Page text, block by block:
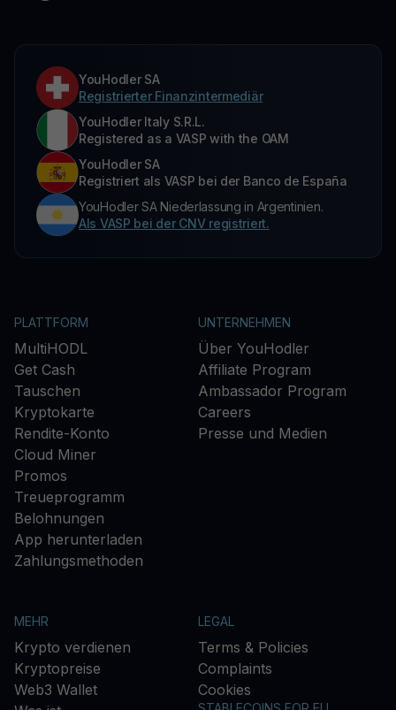
YouHodler SA
Registrierter Finanzintermediär
YouHodler Italy S.R.L.
Registered as a VASP with the OAM
YouHodler SA
Registriert als VASP bei der Banco de España
YouHodler SA Niederlassung in Argentinien.
Als VASP bei der CNV registriert.
PLATTFORM
MultiHODL
Get Cash
Tauschen
Kryptokarte
Rendite-Konto
Cloud Miner
Promos
Treueprogramm
Belohnungen
App herunterladen
Zahlungsmethoden
UNTERNEHMEN
Über YouHodler
Affiliate Program
Ambassador Program
Careers
Presse und Medien
MEHR
Krypto verdienen
Kryptopreise
Web3 Wallet
LEGAL
Terms & Policies
Complaints
Cookies